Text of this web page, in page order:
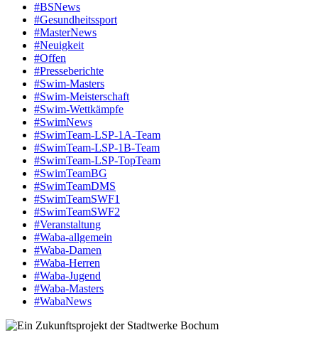
#BSNews
#Gesundheitssport
#MasterNews
#Neuigkeit
#Offen
#Presse­berichte
#Swim-Masters
#Swim-Meister­schaft
#Swim-Wett­kämpfe
#SwimNews
#SwimTeam-LSP-1A-Team
#SwimTeam-LSP-1B-Team
#SwimTeam-LSP-TopTeam
#SwimTeamBG
#SwimTeamDMS
#SwimTeamSWF1
#SwimTeamSWF2
#Veranstaltung
#Waba-allgemein
#Waba-Damen
#Waba-Herren
#Waba-Jugend
#Waba-Masters
#WabaNews